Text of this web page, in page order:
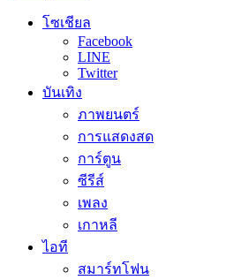
โซเชียล
Facebook
LINE
Twitter
บันเทิง
ภาพยนตร์
การแสดงสด
การ์ตูน
ซีรีส์
เพลง
เกาหลี
ไอที
สมาร์ทโฟน